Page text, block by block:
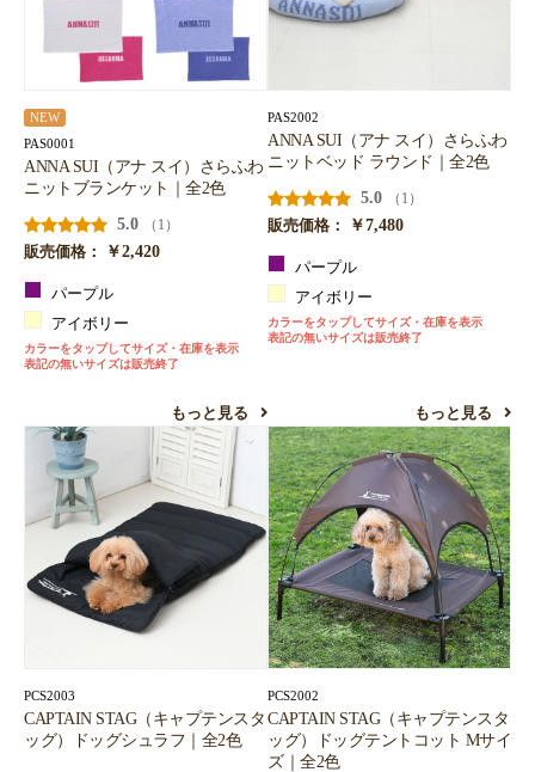
NEW
PAS0001
ANNA SUI（アナ スイ）さらふわ
ニットブランケット｜全2色
5.0
（1）
販売価格：
￥2,420
パープル
アイボリー
カラーをタップしてサイズ・在庫を表示
表記の無いサイズは販売終了
もっと見る
PAS2002
ANNA SUI（アナ スイ）さらふわ
ニットベッド ラウンド｜全2色
5.0
（1）
販売価格：
￥7,480
パープル
アイボリー
カラーをタップしてサイズ・在庫を表示
表記の無いサイズは販売終了
もっと見る
PCS2003
CAPTAIN STAG（キャプテンスタ
ッグ）ドッグシュラフ｜全2色
PCS2002
CAPTAIN STAG（キャプテンスタ
ッグ）ドッグテントコット Mサイ
ズ｜全2色